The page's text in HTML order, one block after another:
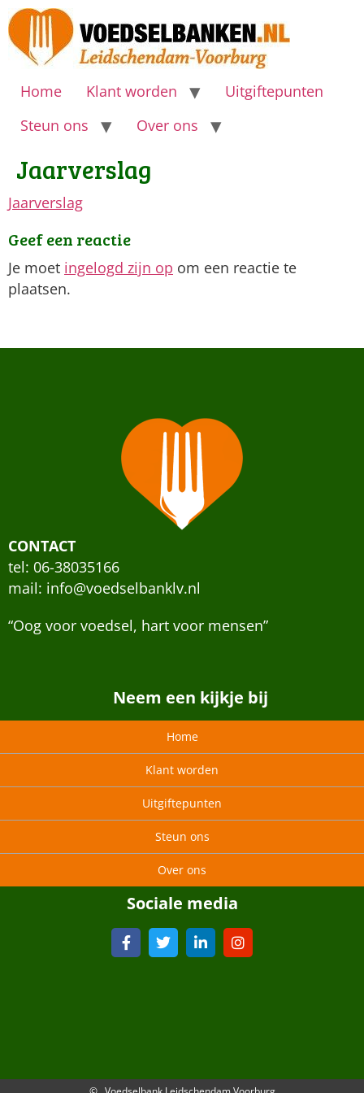
Home Klant worden
Uitgiftepunten
Steun ons
Over ons
Jaarverslag
Jaarverslag
Geef een reactie
Je moet ingelogd zijn op om een reactie te
plaatsen.
CONTACT
tel: 06-38035166
mail: info@voedselbanklv.nl
“Oog voor voedsel, hart voor mensen”
Neem een kijkje bij
Home
Klant worden
Uitgiftepunten
Steun ons
Over ons
Sociale media